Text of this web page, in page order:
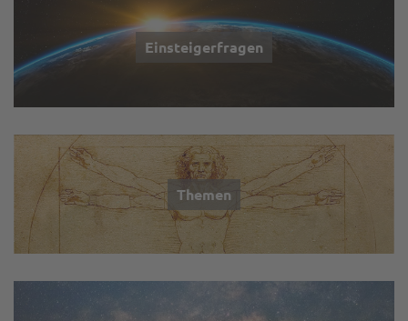
Einsteigerfragen
Themen